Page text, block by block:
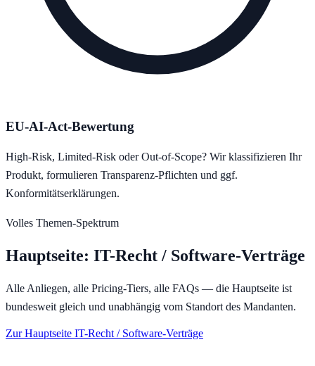
EU-AI-Act-Bewertung
High-Risk, Limited-Risk oder Out-of-Scope? Wir klassifizieren Ihr
Produkt, formulieren Transparenz-Pflichten und ggf.
Konformitätserklärungen.
Volles Themen-Spektrum
Hauptseite: IT-Recht / Software-Verträge
Alle Anliegen, alle Pricing-Tiers, alle FAQs — die Hauptseite ist
bundesweit gleich und unabhängig vom Standort des Mandanten.
Zur Hauptseite IT-Recht / Software-Verträge